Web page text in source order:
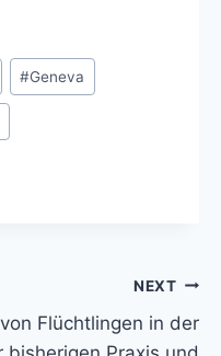
#Geneva
NEXT
Flüchtlingen in der